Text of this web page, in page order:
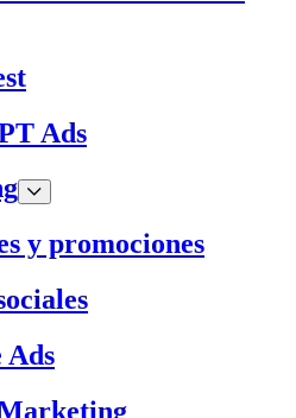
Ads
y promociones
Ads